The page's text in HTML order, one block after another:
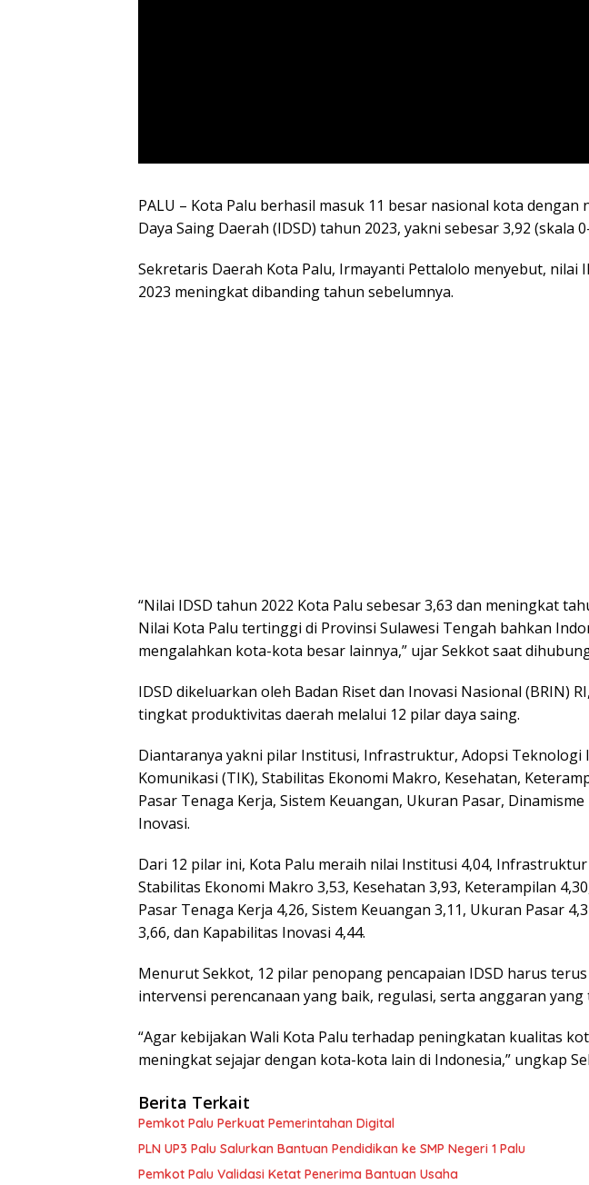
PALU – Kota Palu berhasil masuk 11 besar nasional kota
Daya Saing Daerah (IDSD) tahun 2023, yakni sebesar 3,92 (skala
Sekretaris Daerah Kota Palu, Irmayanti Pettalolo menyebut, nilai
2023 meningkat dibanding tahun sebelumnya.
“Nilai IDSD tahun 2022 Kota Palu sebesar 3,63 dan meningkat
Nilai Kota Palu tertinggi di Provinsi Sulawesi Tengah bahkan
mengalahkan kota-kota besar lainnya,” ujar Sekkot saat
IDSD dikeluarkan oleh Badan Riset dan Inovasi Nasional (BRIN)
tingkat produktivitas daerah melalui 12 pilar daya saing.
Diantaranya yakni pilar Institusi, Infrastruktur, Adopsi Teknologi
Komunikasi (TIK), Stabilitas Ekonomi Makro, Kesehatan,
Pasar Tenaga Kerja, Sistem Keuangan, Ukuran Pasar,
Inovasi.
Dari 12 pilar ini, Kota Palu meraih nilai Institusi 4,04, Infrastruktur
Stabilitas Ekonomi Makro 3,53, Kesehatan 3,93, Keterampilan
Pasar Tenaga Kerja 4,26, Sistem Keuangan 3,11, Ukuran Pasar
3,66, dan Kapabilitas Inovasi 4,44.
Menurut Sekkot, 12 pilar penopang pencapaian IDSD harus
intervensi perencanaan yang baik, regulasi, serta anggaran
“Agar kebijakan Wali Kota Palu terhadap peningkatan kualitas
meningkat sejajar dengan kota-kota lain di Indonesia,” ungkap
Berita Terkait
Pemkot Palu Perkuat Pemerintahan Digital
PLN UP3 Palu Salurkan Bantuan Pendidikan ke SMP Negeri 1 Palu
Pemkot Palu Validasi Ketat Penerima Bantuan Usaha